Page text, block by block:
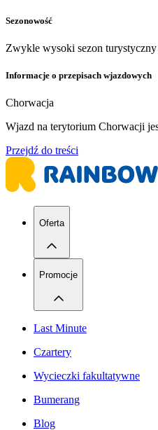
Sezonowość
Zwykle wysoki sezon
Informacje o przepisach wjazdowych
Chorwacja
Wjazd na terytorium Chorwacji
Przejdź do treści
Oferta
Promocje
Last Minute
Czartery
Wycieczki fakultatywne
Bumerang
Blog